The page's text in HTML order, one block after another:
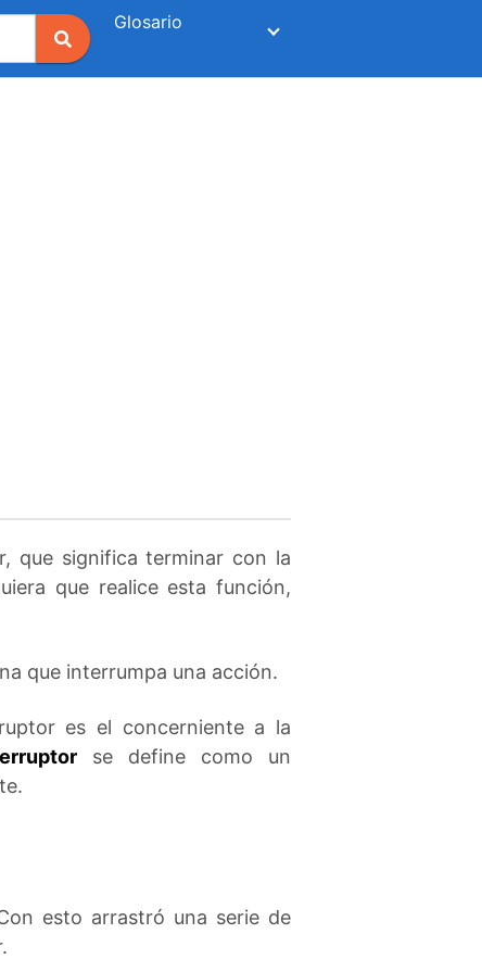
Glosario
que significa terminar con la
que realice esta función,
que interrumpa una acción.
es el concerniente a la
se define como un
esto arrastró una serie de